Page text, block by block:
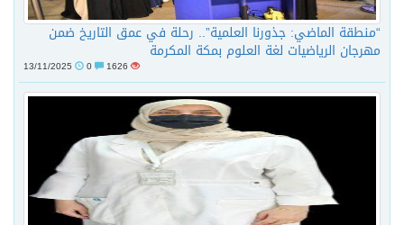
“منطقة الماضي: جذورنا العلمية”.. رحلة في عمق التاريخ ضمن
مهرجان الرياضيات لغة العلوم بمكة المكرمة
1626